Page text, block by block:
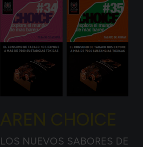
NUEVOS SABORES DE